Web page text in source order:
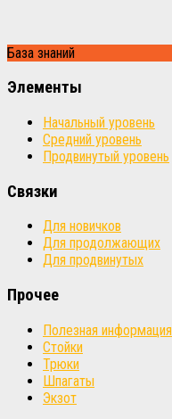
База знаний
Элементы
Начальный уровень
Средний уровень
Продвинутый уровень
Связки
Для новичков
Для продолжающих
Для продвинутых
Прочее
Полезная информация
Стойки
Трюки
Шпагаты
Экзот